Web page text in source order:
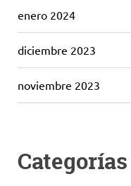
enero 2024
diciembre 2023
noviembre 2023
Categorías